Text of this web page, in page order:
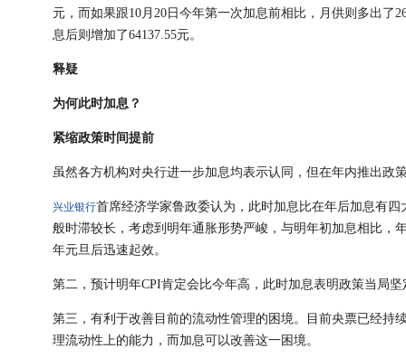
元，而如果跟10月20日今年第一次加息前相比，月供则多出了
息后则增加了64137.55元。
释疑
为何此时加息？
紧缩政策时间提前
虽然各方机构对央行进一步加息均表示认同，但在年内推出政
兴业银行首席经济学家鲁政委认为，此时加息比在年后加息有
般时滞较长，考虑到明年通胀形势严峻，与明年初加息相比，
年元旦后迅速起效。
第二，预计明年CPI肯定会比今年高，此时加息表明政策当局
第三，有利于改善目前的流动性管理的困境。目前央票已经持
理流动性上的能力，而加息可以改善这一困境。